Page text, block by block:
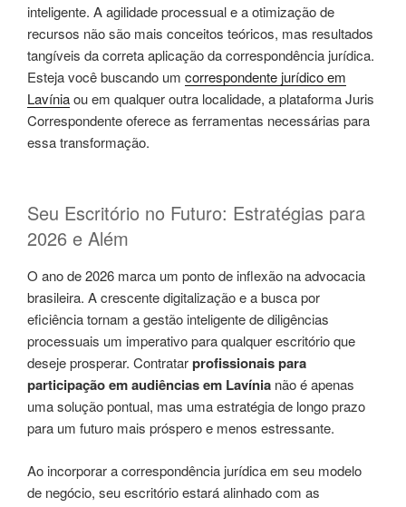
inteligente. A agilidade processual e a otimização de
recursos não são mais conceitos teóricos, mas resultados
tangíveis da correta aplicação da correspondência jurídica.
Esteja você buscando um correspondente jurídico em
Lavíniaou em qualquer outra localidade, a plataforma Juris
Correspondente oferece as ferramentas necessárias para
essa transformação.
Seu Escritório no Futuro: Estratégias para
2026 e Além
O ano de 2026 marca um ponto de inflexão na advocacia
brasileira. A crescente digitalização e a busca por
eficiência tornam a gestão inteligente de diligências
processuais um imperativo para qualquer escritório que
deseje prosperar. Contratarprofissionais para
participação em audiências em Lavínia não é apenas
uma solução pontual, mas uma estratégia de longo prazo
para um futuro mais próspero e menos estressante.
Ao incorporar a correspondência jurídica em seu modelo
de negócio, seu escritório estará alinhado com as